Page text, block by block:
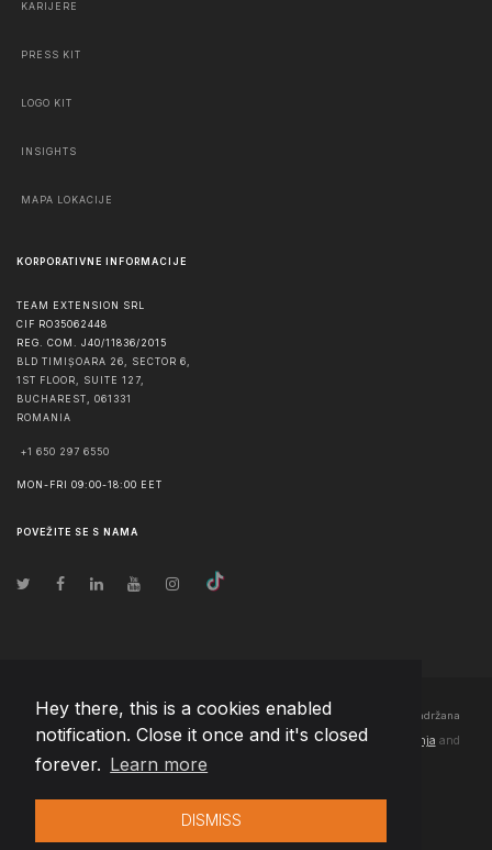
Hey there, this is a cookies enabled
notification. Close it once and it's closed
forever. Learn more
DISMISS
KARIJERE
PRESS KIT
LOGO KIT
INSIGHTS
MAPA LOKACIJE
KORPORATIVNE INFORMACIJE
TEAM EXTENSION SRL
CIF RO35062448
REG. COM. J40/11836/2015
BLD TIMIȘOARA 26, SECTOR 6,
1ST FLOOR, SUITE 127,
BUCHAREST
061331
ROMANIA
+1 650 297 6550
MON-FRI 09:00-18:00 EET
POVEŽITE SE S NAMA
© Autorska prava 2026 Team Extension Bosnia Herzegovina - Sva prava zadržana
Changelog● Korišćenjem ove stranice slažete se sa našimPravila korištenja and
Politika privatnosti